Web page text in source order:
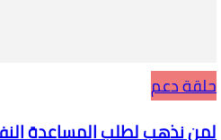
حلقة دعم
لمن نذهب لطلب المساعدة